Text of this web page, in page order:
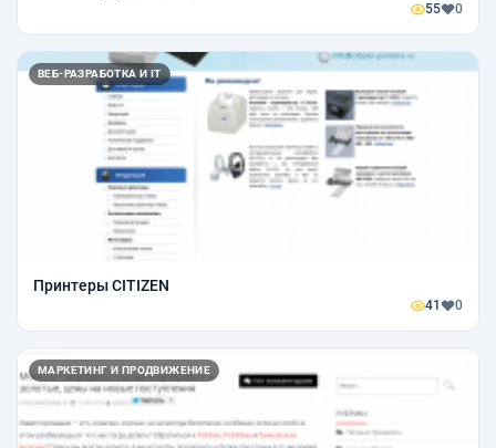
55 0
ВЕБ-РАЗРАБОТКА И IT
Принтеры CITIZEN
41 0
МАРКЕТИНГ И ПРОДВИЖЕНИЕ